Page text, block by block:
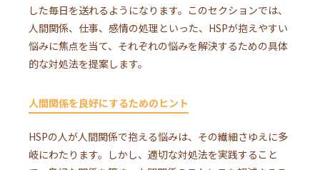
した毎日を送れるようになります。このセクションでは、
人間関係、仕事、感情の処理といった、HSPが抱えやすい
悩みに焦点を当て、それぞれの悩みを解決するための具体
的な対処法を提案します。
人間関係を良好にするためのヒント
HSPの人が人間関係で抱える悩みは、その繊細さゆえに多
岐にわたります。しかし、適切な対処法を実践すること